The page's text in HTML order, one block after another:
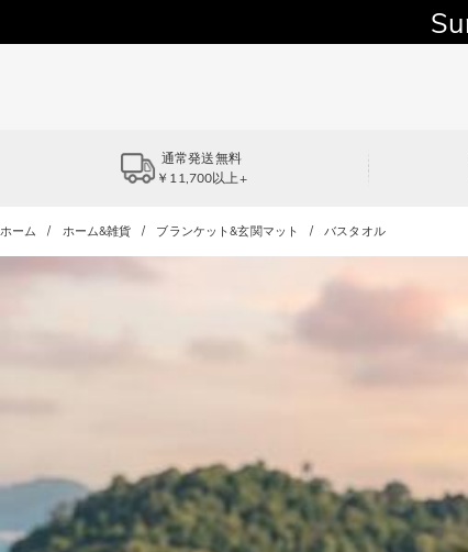
通常発送無料
￥11,700以上+
ホーム ホーム&雑貨 ブランケット&玄関マット バスタオル